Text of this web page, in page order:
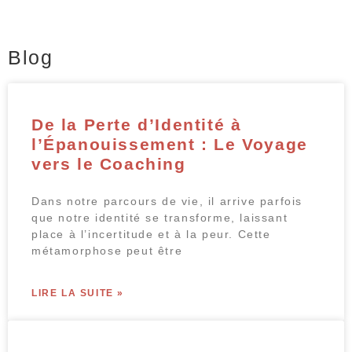
Blog
De la Perte d’Identité à
l’Épanouissement : Le Voyage
vers le Coaching
Dans notre parcours de vie, il arrive parfois
que notre identité se transforme, laissant
place à l’incertitude et à la peur. Cette
métamorphose peut être
LIRE LA SUITE »